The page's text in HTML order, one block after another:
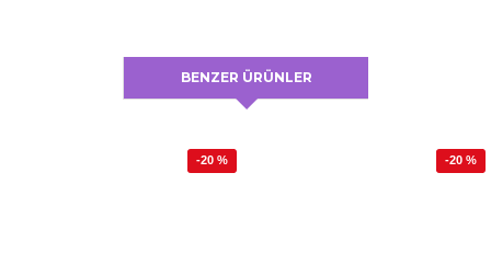
BENZER ÜRÜNLER
-20 % -20 %